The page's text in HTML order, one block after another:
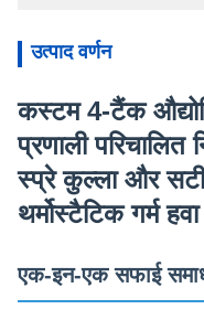
उत्पाद वर्णन
कस्टम 4-टैंक
प्रणाली
स्प्रे कुल्ला और
थर्मोस्टैटिक गर्म
एक-इन-एक सफाई